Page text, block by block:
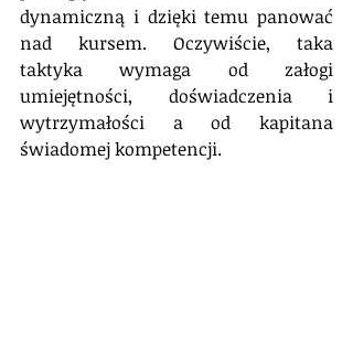
dynamiczną i dzięki temu panować
nad kursem. Oczywiście, taka
taktyka wymaga od załogi
umiejętności, doświadczenia i
wytrzymałości a od kapitana
świadomej kompetencji.